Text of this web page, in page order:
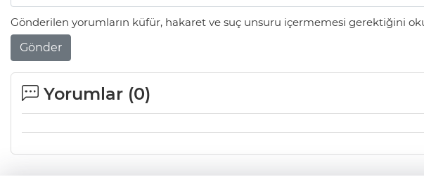
Gönderilen yorumların küfür, hakaret ve suç unsuru içermemesi gerektiğini
Gönder
Yorumlar (0)